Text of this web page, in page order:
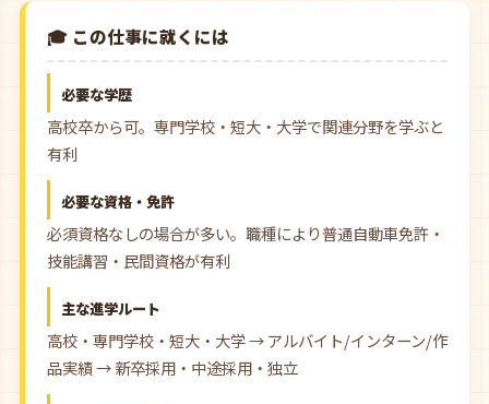
🎓 この仕事に就くには
必要な学歴
高校卒から可。専門学校・短大・大学で関連分野を学ぶと
有利
必要な資格・免許
必須資格なしの場合が多い。職種により普通自動車免許・
技能講習・民間資格が有利
主な進学ルート
高校・専門学校・短大・大学 → アルバイト/インターン/作
品実績 → 新卒採用・中途採用・独立